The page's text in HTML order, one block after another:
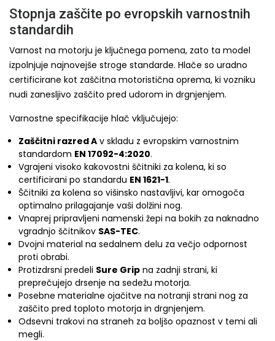
Stopnja zaščite po evropskih varnostnih
standardih
Varnost na motorju je ključnega pomena, zato ta model
izpolnjuje najnovejše stroge standarde. Hlače so uradno
certificirane kot zaščitna motoristična oprema, ki vozniku
nudi zanesljivo zaščito pred udorom in drgnjenjem.
Varnostne specifikacije hlač vključujejo:
Zaščitni razred A v skladu z evropskim varnostnim
standardom EN 17092-4:2020.
Vgrajeni visoko kakovostni ščitniki za kolena, ki so
certificirani po standardu EN 1621-1.
Ščitniki za kolena so višinsko nastavljivi, kar omogoča
optimalno prilagajanje vaši dolžini nog.
Vnaprej pripravljeni namenski žepi na bokih za naknadno
vgradnjo ščitnikov SAS-TEC.
Dvojni material na sedalnem delu za večjo odpornost
proti obrabi.
Protizdrsni predeli Sure Grip na zadnji strani, ki
preprečujejo drsenje na sedežu motorja.
Posebne materialne ojačitve na notranji strani nog za
zaščito pred toploto motorja in drgnjenjem.
Odsevni trakovi na straneh za boljšo opaznost v temi ali
megli.